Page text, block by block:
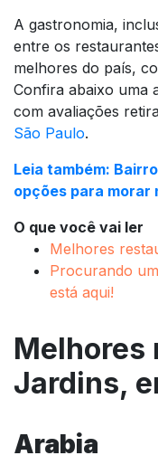
A gastronomia,
entre os
melhores do país,
Confira abaixo uma
com avaliações
São Paulo.
Leia também:
opções para morar
O que você vai ler
Melhores
Procurando
está aqui!
Melhores
Jardins,
Arabia